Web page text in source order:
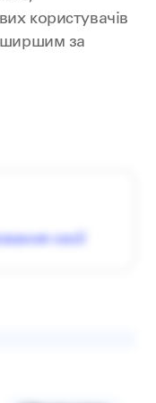
користувачів
ширшим за
сесії